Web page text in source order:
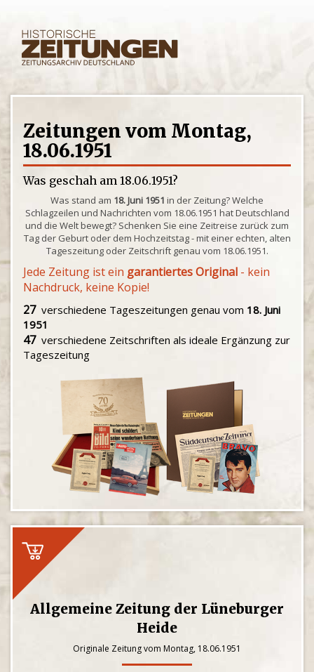
Zeitungen vom Montag,
18.06.1951
Was geschah am 18.06.1951?
Was stand am 18. Juni 1951 in der Zeitung? Welche
Schlagzeilen und Nachrichten vom 18.06.1951 hat Deutschland
und die Welt bewegt? Schenken Sie eine Zeitreise zurück zum
Tag der Geburt oder dem Hochzeitstag - mit einer echten, alten
Tageszeitung oder Zeitschrift genau vom 18.06.1951.
Jede Zeitung ist ein garantiertes Original - kein
Nachdruck, keine Kopie!
27verschiedene Tageszeitungen genau vom 18. Juni
1951
47verschiedene Zeitschriften als ideale Ergänzung zur
Tageszeitung
Allgemeine Zeitung der Lüneburger
Heide
Originale Zeitung vom Montag, 18.06.1951